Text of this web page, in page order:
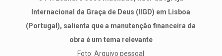
Internacional da Graça de Deus (IIGD) em Lisboa
(Portugal), salienta que a manutenção financeira da
obra é um tema relevante
Foto: Arquivo pessoal